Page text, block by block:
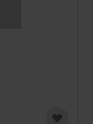
on the